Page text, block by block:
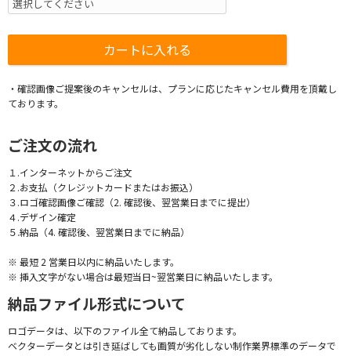
・確認画像ご提案後のキャンセルは、プランに応じたキャンセル費用を頂戴し
ております。
ご注文の流れ
１.インターネットからご注文
２.お支払（クレジットカードまたはお振込）
３.ロゴ確認画像ご確認（2. 確認後、翌営業日までに提出）
４.デザイン確定
５.納品（4. 確認後、翌営業日までに納品）
※ 最短 2 営業日以内に納品いたします。
※ 挿入文字がない場合は最短当日~翌営業日に納品いたします。
納品ファイル形式について
ロゴデータは、以下のファイル全て納品しております。
ベクターデータとは引き延ばしても画質が劣化しない制作業界標準のデータで